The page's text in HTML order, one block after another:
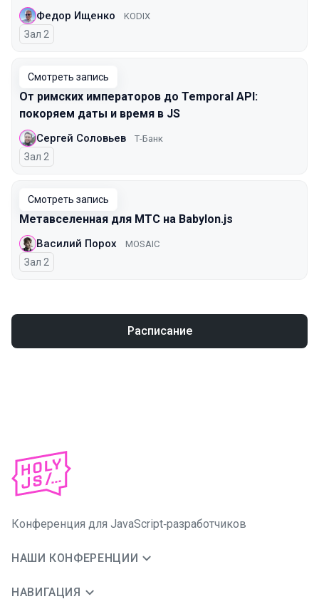
Федор Ищенко KODIX
Зал 2
Смотреть запись
От римских императоров до Temporal API:
покоряем даты и время в JS
Сергей Соловьев Т-Банк
Зал 2
Смотреть запись
Метавселенная для МТС на Babylon.js
Василий Порох MOSAIC
Зал 2
Расписание
Конференция для JavaScript‑разработчиков
НАШИ КОНФЕРЕНЦИИ
НАВИГАЦИЯ